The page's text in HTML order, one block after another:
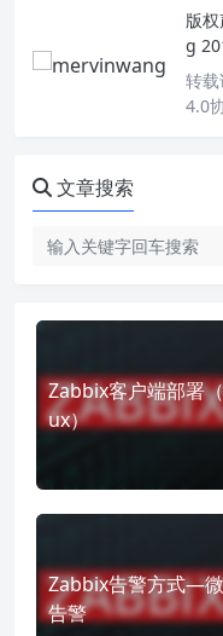
版权
g
转载
4.0
文章搜索
Zabbix客户端部署
ux）
Zabbix告警方式—
告警